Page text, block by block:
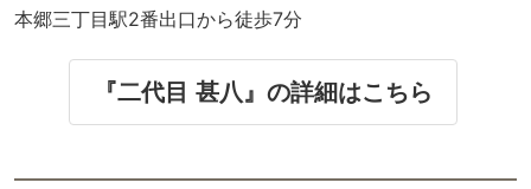
本郷三丁目駅2番出口から徒歩7分
『二代目 甚八』の詳細はこちら